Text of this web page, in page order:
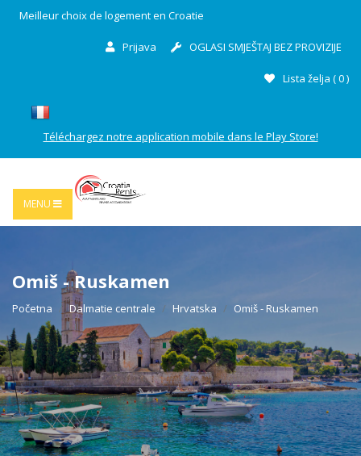
Meilleur choix de logement en Croatie
Prijava OGLASI SMJEŠTAJ BEZ PROVIZIJE
Lista želja (0)
Téléchargez notre application mobile dans le Play Store!
MENU
Omiš - Ruskamen
Početna Dalmatie centrale Hrvatska Omiš - Ruskamen